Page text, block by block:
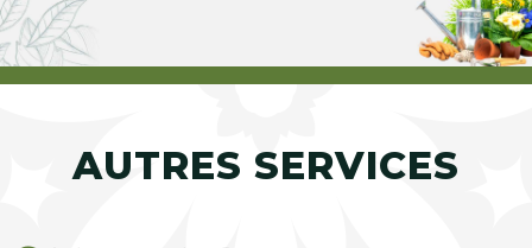
AUTRES SERVICES